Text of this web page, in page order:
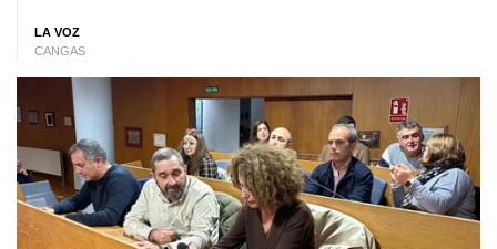
LA VOZ
CANGAS